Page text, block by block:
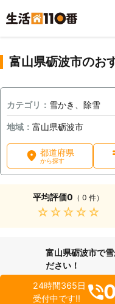
富山県砺波市のお
カテゴリ： 雪かき、除雪
地域： 富山県砺波市
都道府県
から探す
平均評価0 （ 0 件）
★★★★★
富山県砺波市で
ださい！
24時間365日
受付中です!!